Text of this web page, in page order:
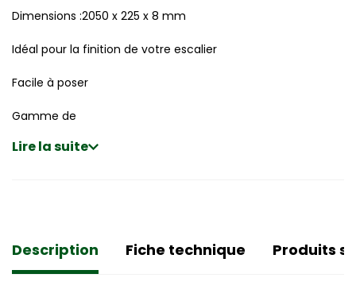
Dimensions :2050 x 225 x 8 mm
Idéal pour la finition de votre escalier
Facile à poser
Gamme de
Lire la suite
Description Fiche technique Produits